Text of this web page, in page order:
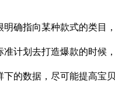
指向某种款式的类目，
划去打造爆款的时候
数据，尽可能提高宝